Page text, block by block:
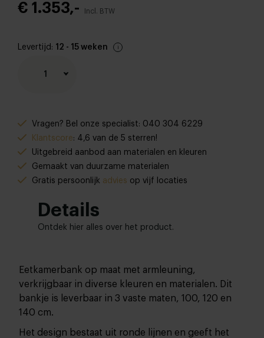
€ 1.353,- Incl. BTW
Levertijd: 12 - 15 weken
1
Vragen? Bel onze specialist: 040 304 6229
Klantscore: 4,6 van de 5 sterren!
Uitgebreid aanbod aan materialen en kleuren
Gemaakt van duurzame materialen
Gratis persoonlijk advies op vijf locaties
Details
Ontdek hier alles over het product.
Eetkamerbank op maat met armleuning,
verkrijgbaar in diverse kleuren en materialen. Dit
bankje is leverbaar in 3 vaste maten, 100, 120 en
140 cm.
Het design bestaat uit ronde lijnen en geeft het